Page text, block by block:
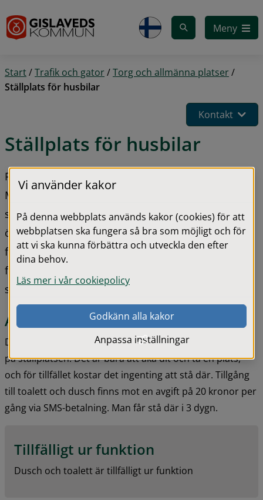
Meny
Start/Trafik och gator/Torg och allmänna platser/
Ställplats för husbilar
Kontakt
Ställplats för husbilar
På marknadsplatsen i Gislaved, infart vid
Mårtensgatan 1, finns en ställplats där
semestrande husbilsägare kan parkera och
övernatta. Platsen håller öppet året runt och totalt
får ungefär 15 husbilar plats. Där finns ett sopkärl
för de husbilsturister som behöver slänga sitt
skräp.
Avgiftsfri ställplats
Det behövs ingen anmälan om man vill ställa sin husbil
på ställplatsen. Det är bara att åka dit och ta en plats,
och för tillfället kostar det ingenting att stå där. Tillgång
till toalett och dusch finns mot en avgift på 20 kronor per
gång via SMS-betalning. Man får stå där i 3 dygn.
Tillfälligt ur funktion
Dusch och toalett är tillfälligt ur funktion
Vi använder kakor
På denna webbplats används kakor (cookies) för att
webbplatsen ska fungera så bra som möjligt och för
att vi ska kunna förbättra och utveckla den efter
dina behov.
Läs mer i vår cookiepolicy
Godkänn alla kakor
Anpassa inställningar